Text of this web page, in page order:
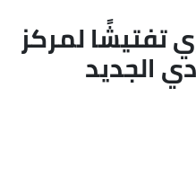
تفتيشًا لمركز
الجديد